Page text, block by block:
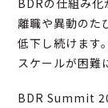
離職や異動のた
低下し続けます
スケールが困難
BDR Summit